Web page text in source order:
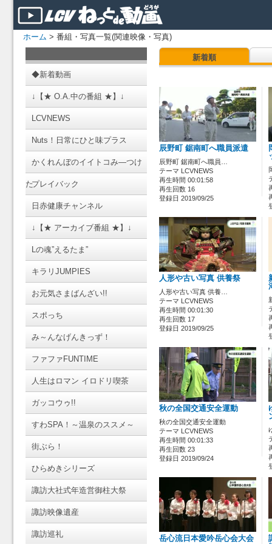
ホーム > 番組・写真一覧(関連映像・写真)
◆新着動画
↓【★ O.A.中の番組 ★】↓
LCVNEWS
Nuts！日常にひと味プラス
かくれんぼのイイトコみ―つけ
たプレイバック
日赤健康チャンネル
↓【★ アーカイブ番組 ★】↓
Lの魂”えるたま”
キラリJUMPIES
お元気さまばんざい!!
スポっち
み～んなげんきっず！
ファファFUNTIME
人生はロマン イロドリ喫茶
ガッコウゥ!!
すわSPA！～温泉のススメ～
街ぶら！
ひらめきシリーズ
諏訪大社式年造営御柱大祭
諏訪映像遺産
諏訪巡礼
新着順
辰野町 鋸南町へ職員派遣
辰野町 鋸南町へ職員…
テーマ LCVNEWS
再生時間 00:01:58
再生回数 16
登録日 2019/09/25
人形や古い写真 供養祭
人形や古い写真 供養…
テーマ LCVNEWS
再生時間 00:01:30
再生回数 17
登録日 2019/09/25
秋の全国交通安全運動
秋の全国交通安全運動
テーマ LCVNEWS
再生時間 00:01:33
再生回数 23
登録日 2019/09/24
岳心流日本愛吟岳心会大会